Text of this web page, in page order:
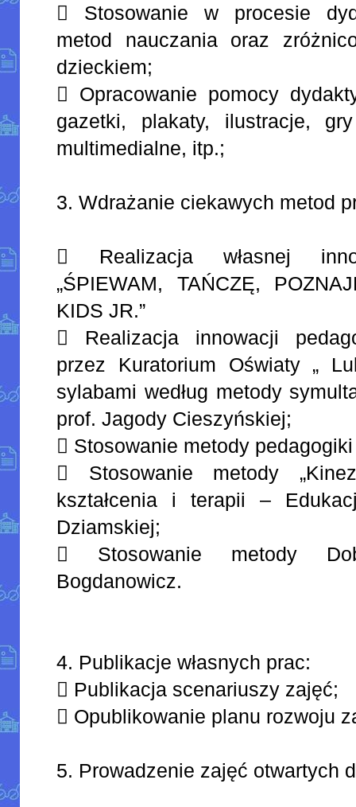
 Stosowanie w procesie
metod nauczania oraz
dzieckiem;
 Opracowanie pomocy
gazetki, plakaty, ilustracje,
multimedialne, itp.;
3. Wdrażanie ciekawych metod
 Realizacja własnej
„ŚPIEWAM, TAŃCZĘ,
KIDS JR.”
 Realizacja innowacji
przez Kuratorium Oświaty „
sylabami według metody
prof. Jagody Cieszyńskiej;
 Stosowanie metody pedagogiki
 Stosowanie metody
kształcenia i terapii –
Dziamskiej;
 Stosowanie metody
Bogdanowicz.
4. Publikacje własnych prac:
 Publikacja scenariuszy zajęć;
 Opublikowanie planu rozwoju
5. Prowadzenie zajęć otwartych